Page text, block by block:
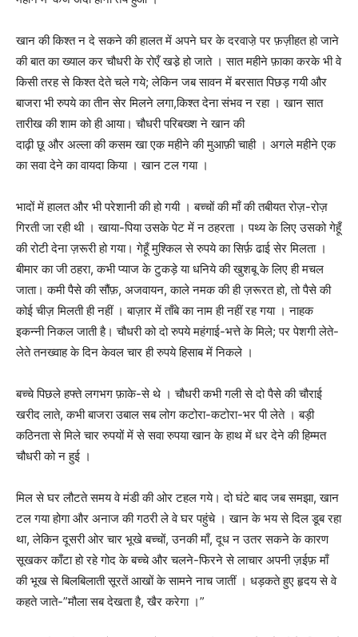
खान की किश्त न दे सकने की हालत में अपने घर के दरवाजे़ पर फ़ज़ीहत हो जाने
की बात का ख्याल कर चौधरी के रोएँ खडे़ हो जाते । सात महीने फ़ाका करके भी वे
किसी तरह से किश्त देते चले गये; लेकिन जब सावन में बरसात पिछड़ गयी और
बाजरा भी रुपये का तीन सेर मिलने लगा,किश्त देना संभव न रहा । खान सात
तारीख की शाम को ही आया। चौधरी परिबख्श ने खान की
दाढ़ी छू और अल्ला की कसम खा एक महीने की मुआफ़ी चाही । अगले महीने एक
का सवा देने का वायदा किया । खान टल गया ।
भादों में हालत और भी परेशानी की हो गयी । बच्चों की माँ की तबीयत रोज़-रोज़
गिरती जा रही थी । खाया-पिया उसके पेट में न ठहरता । पथ्य के लिए उसको गेहूँ
की रोटी देना ज़रूरी हो गया। गेहूँ मुश्किल से रुपये का सिर्फ़ ढाई सेर मिलता ।
बीमार का जी ठहरा, कभी प्याज के टुकड़े या धनिये की खुशबू के लिए ही मचल
जाता। कमी पैसे की सौंफ़, अजवायन, काले नमक की ही ज़रूरत हो, तो पैसे की
कोई चीज़ मिलती ही नहीं । बाज़ार में ताँबे का नाम ही नहीं रह गया । नाहक
इकन्नी निकल जाती है। चौधरी को दो रुपये महंगाई-भत्ते के मिले; पर पेशगी लेते-
लेते तनख्वाह के दिन केवल चार ही रुपये हिसाब में निकले ।
बच्चे पिछले हफ्ते लगभग फ़ाके-से थे । चौधरी कभी गली से दो पैसे की चौराई
खरीद लाते, कभी बाजरा उबाल सब लोग कटोरा-कटोरा-भर पी लेते । बड़ी
कठिनता से मिले चार रुपयों में से सवा रुपया खान के हाथ में धर देने की हिम्मत
चौधरी को न हुई ।
मिल से घर लौटते समय वे मंडी की ओर टहल गये। दो घंटे बाद जब समझा, खान
टल गया होगा और अनाज की गठरी ले वे घर पहुंचे । खान के भय से दिल डूब रहा
था, लेकिन दूसरी ओर चार भूखे बच्चों, उनकी माँ, दूध न उतर सकने के कारण
सूखकर काँटा हो रहे गोद के बच्चे और चलने-फिरने से लाचार अपनी ज़ईफ़ माँ
की भूख से बिलबिलाती सूरतें आखों के सामने नाच जातीं । धड़कते हुए हृदय से वे
कहते जाते-”मौला सब देखता है, खैर करेगा ।”